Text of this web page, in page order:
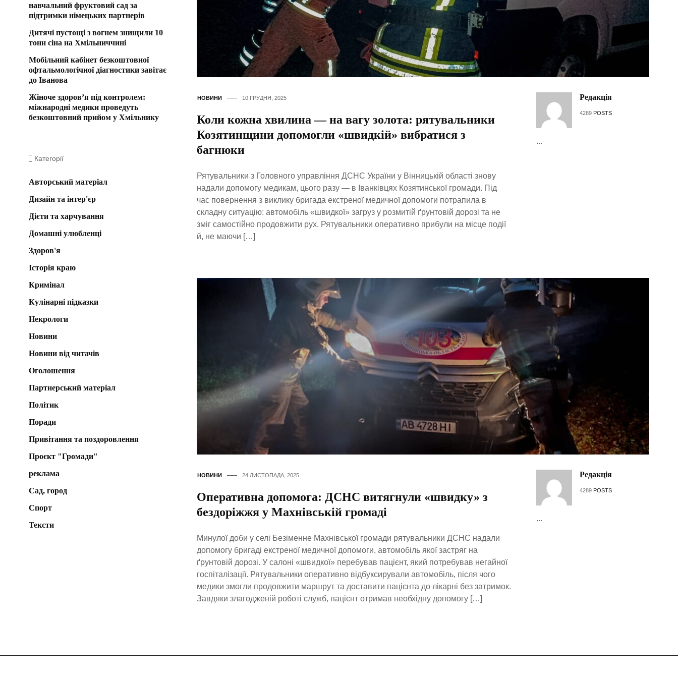
НОВИНИ 10 ГРУДНЯ, 2025
Коли кожна хвилина — на вагу золота: рятувальники
Козятинщини допомогли «швидкій» вибратися з
багнюки
Рятувальники з Головного управління ДСНС України у Вінницькій області знову
надали допомогу медикам, цього разу — в Іванківцях Козятинської громади. Під
час повернення з виклику бригада екстреної медичної допомоги потрапила в
складну ситуацію: автомобіль «швидкої» загруз у розмитій ґрунтовій дорозі та не
зміг самостійно продовжити рух. Рятувальники оперативно прибули на місце події
й, не маючи […]
Редакція
4289 POSTS
...
НОВИНИ 24 ЛИСТОПАДА, 2025
Оперативна допомога: ДСНС витягнули «швидку» з
бездоріжжя у Махнівській громаді
Минулої доби у селі Безіменне Махнівської громади рятувальники ДСНС надали
допомогу бригаді екстреної медичної допомоги, автомобіль якої застряг на
ґрунтовій дорозі. У салоні «швидкої» перебував пацієнт, який потребував негайної
госпіталізації. Рятувальники оперативно відбуксирували автомобіль, після чого
медики змогли продовжити маршрут та доставити пацієнта до лікарні без затримок.
Завдяки злагодженій роботі служб, пацієнт отримав необхідну допомогу […]
Редакція
4289 POSTS
...
навчальний фруктовий сад за
підтримки німецьких партнерів
Дитячі пустощі з вогнем знищили 10
тонн сіна на Хмільниччині
Мобільний кабінет безкоштовної
офтальмологічної діагностики завітає
до Іванова
Жіноче здоров’я під контролем:
міжнародні медики проведуть
безкоштовний прийом у Хмільнику
Категорії
Авторський матеріал
Дизайн та інтер'єр
Дієти та харчування
Домашні улюбленці
Здоров'я
Історія краю
Кримінал
Кулінарні підказки
Некрологи
Новини
Новини від читачів
Оголошення
Партнерський матеріал
Політик
Поради
Привітання та поздоровлення
Проєкт "Громади"
реклама
Сад, город
Спорт
Тексти